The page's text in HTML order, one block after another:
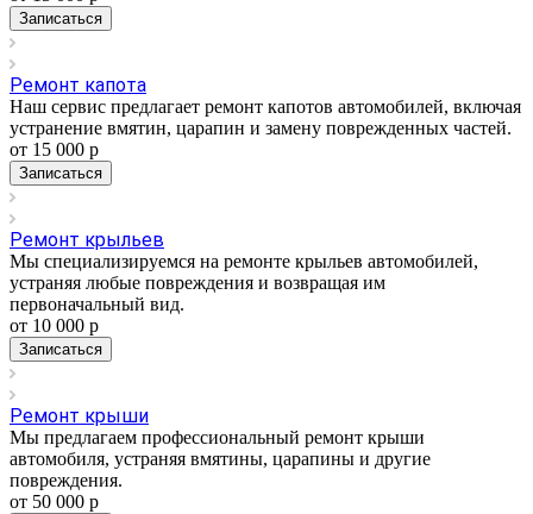
Записаться
Ремонт капота
Наш сервис предлагает ремонт капотов автомобилей, включая
устранение вмятин, царапин и замену поврежденных частей.
от 15 000 р
Записаться
Ремонт крыльев
Мы специализируемся на ремонте крыльев автомобилей,
устраняя любые повреждения и возвращая им
первоначальный вид.
от 10 000 р
Записаться
Ремонт крыши
Мы предлагаем профессиональный ремонт крыши
автомобиля, устраняя вмятины, царапины и другие
повреждения.
от 50 000 р